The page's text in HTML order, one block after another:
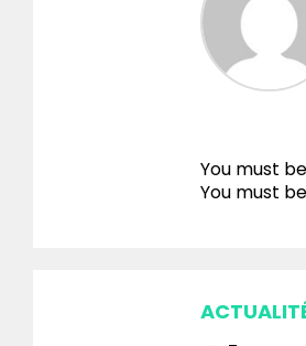
You must
You must be